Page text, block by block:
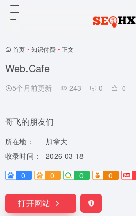
首页 • 知识付费 • 正文
Web.Cafe
5个月前更新 243 0 0
哥飞的朋友们
所在地：
加拿大
收录时间：
2026-03-18
0
0 0 0
打开网站